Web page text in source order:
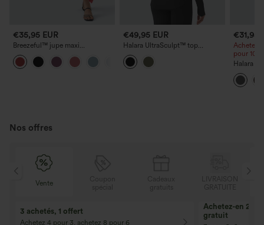
€35,95 EUR
Breezeful™ jupe maxi
décontractée 2-en-1, taille haute,
fendue, fluide, à séchage rapide
€49,95 EUR
Halara UltraSculpt™ top
d'entraînement sportif, dos nu à
bretelles croisées, manches
longues, ourlet arrondi
€31,95
Achetez-
pour
Halara
sport
du
Nos offres
Vente
3 achetés, 1 offert
Achetez 4 pour 3, achetez 8 pour 6
Achetez-en 2,
gratuit